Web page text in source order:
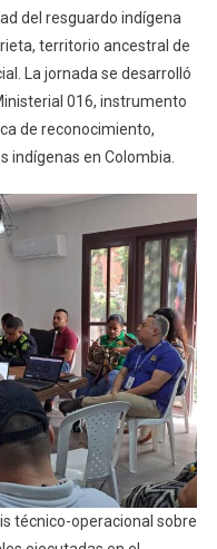
del resguardo indígena
territorio ancestral de
La jornada se desarrolló
016, instrumento
de reconocimiento,
indígenas en Colombia.
técnico-operacional sobre